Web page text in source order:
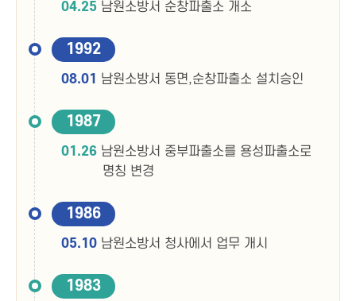
04.25 남원소방서 순창파출소 개소
1992
08.01 남원소방서 동면,순창파출소 설치승인
1987
01.26 남원소방서 중부파출소를 용성파출소로
명칭 변경
1986
05.10 남원소방서 청사에서 업무 개시
1983